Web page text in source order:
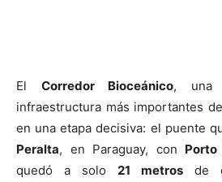
El Corredor Bioceánico, una
infraestructura más importantes
en una etapa decisiva: el puente
Peralta, en Paraguay, con
quedó a solo 21 metros de